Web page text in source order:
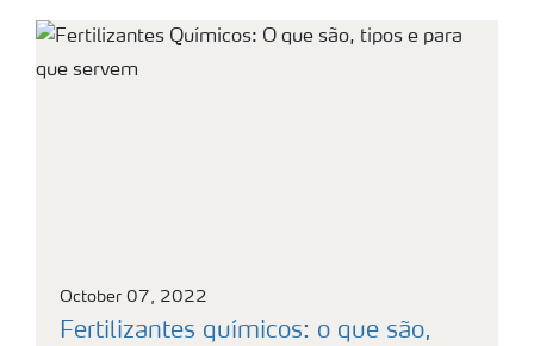
October 07, 2022
Fertilizantes químicos: o que são,